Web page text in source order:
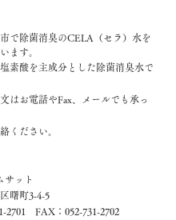
で除菌消臭のCELA（セラ）水を
ます。
素酸を主成分とした除菌消臭水で
はお電話やFax、メールでも承っ
ください。
サット
曙町3-4-5
2701　FAX：052-731-2702